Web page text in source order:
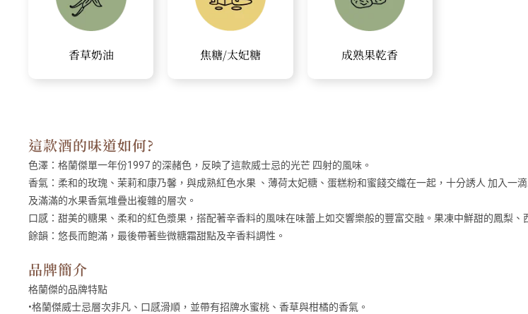
香草奶油 焦糖/太妃糖 成熟果乾香
這款酒的味道如何?
色澤： 格蘭傑單一年份1997 的深赭色，反映了這款威士忌的光芒 四射的風味。
香氣： 柔和的玫瑰、茉莉和康乃馨，與成熟紅色水果 、薄荷太妃糖、蛋糕粉和蜜餞交織在一起，十分誘人 加入
及滿滿的水果香氣堆疊出複雜的層次。
口感： 甜美的糖果、柔和的紅色漿果，搭配著辛香料的風味在味蕾上如交響樂般的豐富交融。果凍中鮮甜的鳳梨
餘韻： 悠長而飽滿，最後帶著些微糖霜甜點及辛香料調性。
品牌簡介
格蘭傑的品牌特點
•格蘭傑威士忌層次非凡、口感滑順，並帶有招牌水蜜桃、香草與柑橘的香氣。